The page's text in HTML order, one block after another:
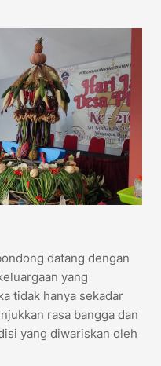
datang dengan
yang
tidak hanya sekadar
rasa bangga dan
yang diwariskan oleh